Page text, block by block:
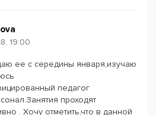
19:00
ее с середины января,изучаю
педагог
проходят
. Хочу отметить,что в данной